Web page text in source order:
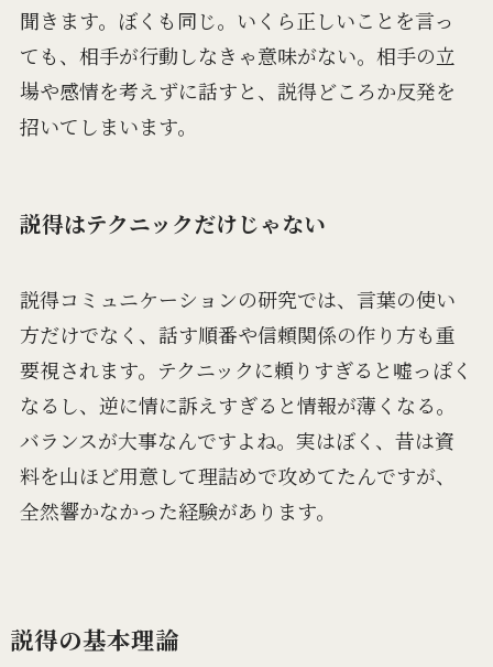
聞きます。ぼくも同じ。いくら正しいことを言っ
ても、相手が行動しなきゃ意味がない。相手の立
場や感情を考えずに話すと、説得どころか反発を
招いてしまいます。
説得はテクニックだけじゃない
説得コミュニケーションの研究では、言葉の使い
方だけでなく、話す順番や信頼関係の作り方も重
要視されます。テクニックに頼りすぎると嘘っぽく
なるし、逆に情に訴えすぎると情報が薄くなる。
バランスが大事なんですよね。実はぼく、昔は資
料を山ほど用意して理詰めで攻めてたんですが、
全然響かなかった経験があります。
説得の基本理論